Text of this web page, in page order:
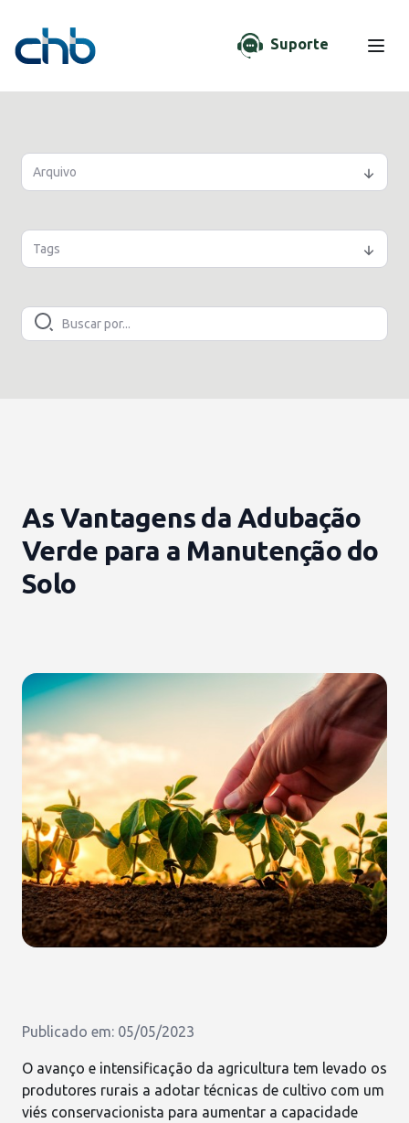
Suporte
Arquivo
Tags
As Vantagens da Adubação
Verde para a Manutenção do
Solo
Publicado em: 05/05/2023
O avanço e intensificação da agricultura tem levado os
produtores rurais a adotar técnicas de cultivo com um
viés conservacionista para aumentar a capacidade